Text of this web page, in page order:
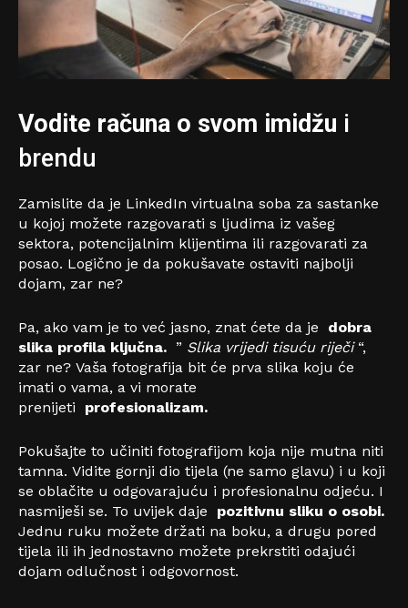
Vodite računa o svom imidžu i
brendu
Zamislite da je LinkedIn virtualna soba za sastanke
u kojoj možete razgovarati s ljudima iz vašeg
sektora, potencijalnim klijentima ili razgovarati za
posao. Logično je da pokušavate ostaviti najbolji
dojam, zar ne?
Pa, ako vam je to već jasno, znat ćete da je dobra
slika profila ključna. ” Slika vrijedi tisuću riječi“,
zar ne? Vaša fotografija bit će prva slika koju će
imati o vama, a vi morate
prenijeti
profesionalizam.
Pokušajte to učiniti fotografijom koja nije mutna niti
tamna. Vidite gornji dio tijela (ne samo glavu) i u koji
se oblačite u odgovarajuću i profesionalnu odjeću. I
nasmiješi se. To uvijek daje pozitivnu sliku o osobi.
Jednu ruku možete držati na boku, a drugu pored
tijela ili ih jednostavno možete prekrstiti odajući
dojam odlučnost i odgovornost.